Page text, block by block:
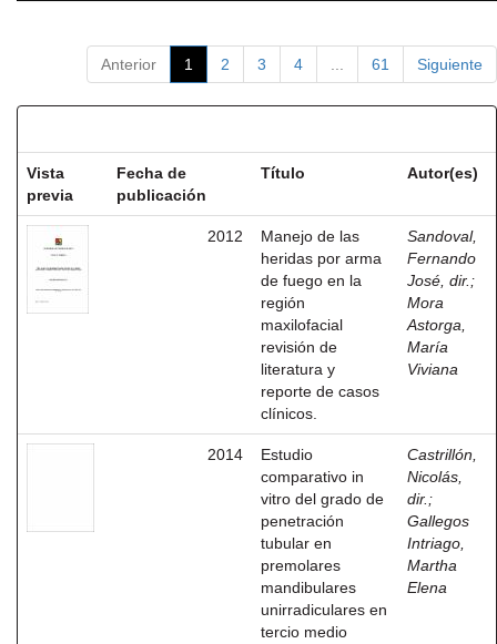
Anterior 1 2 3 4 61 Siguiente
Vista
previa
Fecha de
publicación
Título Autor(es)
2012
Manejo de las
heridas por arma
de fuego en la
región
maxilofacial
revisión de
literatura y
reporte de casos
clínicos.
Sandoval,
Fernando
José, dir. ;
Mora
Astorga,
María
Viviana
2014
Estudio
comparativo in
vitro del grado de
penetración
tubular en
premolares
mandibulares
unirradiculares en
tercio medio
Castrillón,
Nicolás,
dir. ;
Gallegos
Intriago,
Martha
Elena